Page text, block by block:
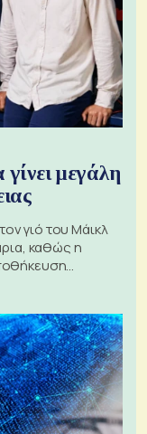
μεγάλη
γιό του Μάικλ
καθώς η